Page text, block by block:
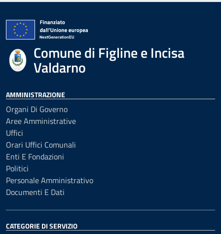
Comune di Figline e Incisa
Valdarno
AMMINISTRAZIONE
Organi Di Governo
Aree Amministrative
Uffici
Orari Uffici Comunali
Enti E Fondazioni
Politici
Personale Amministrativo
Documenti E Dati
CATEGORIE DI SERVIZIO